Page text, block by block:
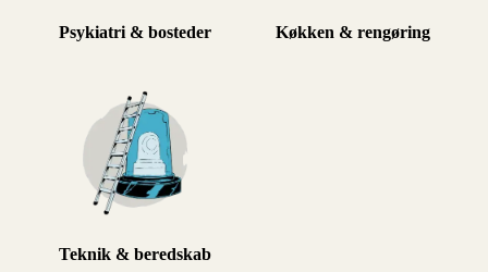
Psykiatri & bosteder Køkken & rengøring
Teknik & beredskab